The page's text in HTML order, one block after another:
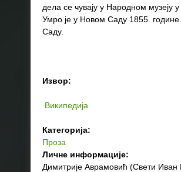
дела се чувају у Народном музеју
Умро је у Новом Саду 1855.
Саду.
Извор:
Википедија
Категорија:
Проза
Личне информације:
Димитрије Аврамовић (Свети